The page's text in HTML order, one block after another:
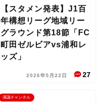
【スタメン発表】J1百
年構想リーグ地域リー
グラウンド第18節「FC
町田ゼルビアvs浦和レ
ッズ」
2026年5月22日 27
浦議チャンネル